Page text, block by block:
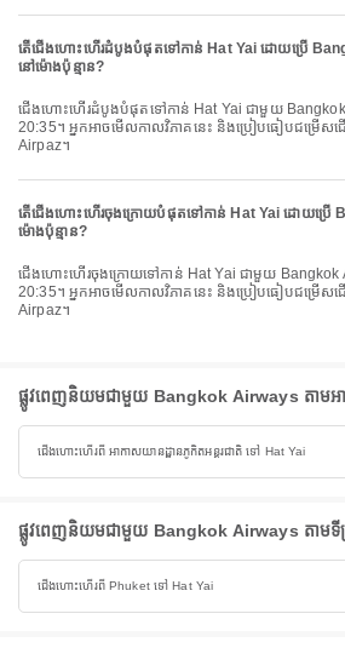
តើជើងហោះហើរដំបូងបំផុតទៅកាន់ Hat Yai ដោយប្រើ
នៅម៉ោងប៉ុន្មាន?
ជើងហោះហើរដំបូងបំផុតទៅកាន់ Hat Yai ជាមួយ Bangkok Airways ចេញដំណើរនៅម៉ោង
20:35។ អ្នកអាចមើលកាលវិភាគនេះ និងប្រៀបធៀបជម្រើស
Airpaz។
តើជើងហោះហើរចុងក្រោយបំផុតទៅកាន់ Hat Yai ដោយប្រ
ម៉ោងប៉ុន្មាន?
ជើងហោះហើរចុងក្រោយទៅកាន់ Hat Yai ជាមួយ Bangkok Airways ចេញដំណើរនៅម៉ោង
20:35។ អ្នកអាចមើលកាលវិភាគនេះ និងប្រៀបធៀបជម្រើស
Airpaz។
ផ្លូវពេញនិយមជាមួយ Bangkok Airways តាមអ
ជើងហោះហើរពី អាកាសយានដ្ឋានភូកិតអន្តរជាតិ ទៅ Hat Yai
ផ្លូវពេញនិយមជាមួយ Bangkok Airways តាមទី
ជើងហោះហើរពី Phuket ទៅ Hat Yai